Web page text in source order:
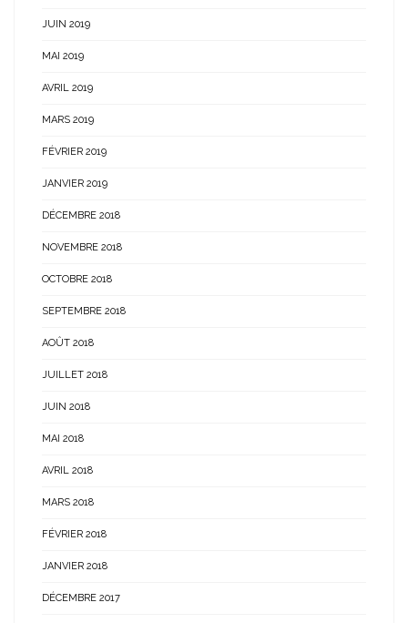
JUIN 2019
MAI 2019
AVRIL 2019
MARS 2019
FÉVRIER 2019
JANVIER 2019
DÉCEMBRE 2018
NOVEMBRE 2018
OCTOBRE 2018
SEPTEMBRE 2018
AOÛT 2018
JUILLET 2018
JUIN 2018
MAI 2018
AVRIL 2018
MARS 2018
FÉVRIER 2018
JANVIER 2018
DÉCEMBRE 2017